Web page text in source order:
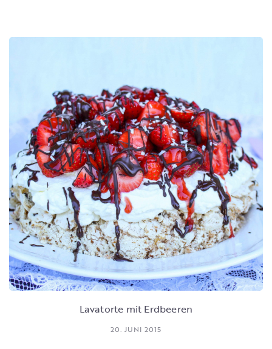
Lavatorte mit Erdbeeren
20. JUNI 2015